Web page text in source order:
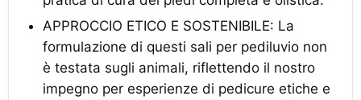
APPROCCIO ETICO E SOSTENIBILE: La
formulazione di questi sali per pediluvio non
è testata sugli animali, riflettendo il nostro
impegno per esperienze di pedicure etiche e